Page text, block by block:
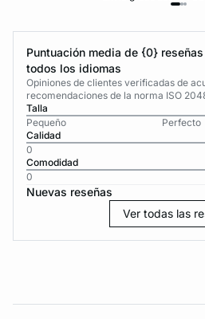
Puntuación media de {0}
todos los idiomas
Opiniones de clientes verificadas de
recomendaciones de la norma ISO
Talla
Pequeño
Perfecto
Calidad
0
Comodidad
0
Nuevas reseñas
Ver todas las